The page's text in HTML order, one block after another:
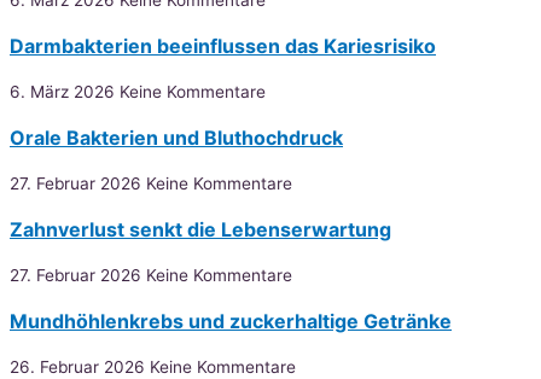
Darmbakterien beeinflussen das Kariesrisiko
6. März 2026 Keine Kommentare
Orale Bakterien und Bluthochdruck
27. Februar 2026 Keine Kommentare
Zahnverlust senkt die Lebenserwartung
27. Februar 2026 Keine Kommentare
Mundhöhlenkrebs und zuckerhaltige Getränke
26. Februar 2026 Keine Kommentare